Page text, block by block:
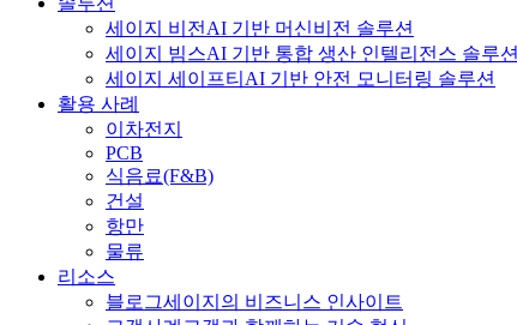
세이지 비전 AI 기반 머신비전 솔루션
세이지 빔스AI 기반 통합 생산 인텔리전스 솔루션
세이지 세이프티 AI 기반 안전 모니터링 솔루션
활용 사례
이차전지
PCB
식음료(F&B)
건설
항만
물류
리소스
블로그세이지의 비즈니스 인사이트